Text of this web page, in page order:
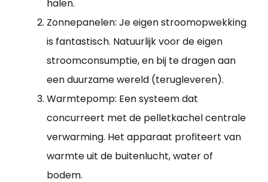
halen.
Zonnepanelen: Je eigen stroomopwekking
is fantastisch. Natuurlijk voor de eigen
stroomconsumptie, en bij te dragen aan
een duurzame wereld (terugleveren).
Warmtepomp: Een systeem dat
concurreert met de pelletkachel centrale
verwarming. Het apparaat profiteert van
warmte uit de buitenlucht, water of
bodem.